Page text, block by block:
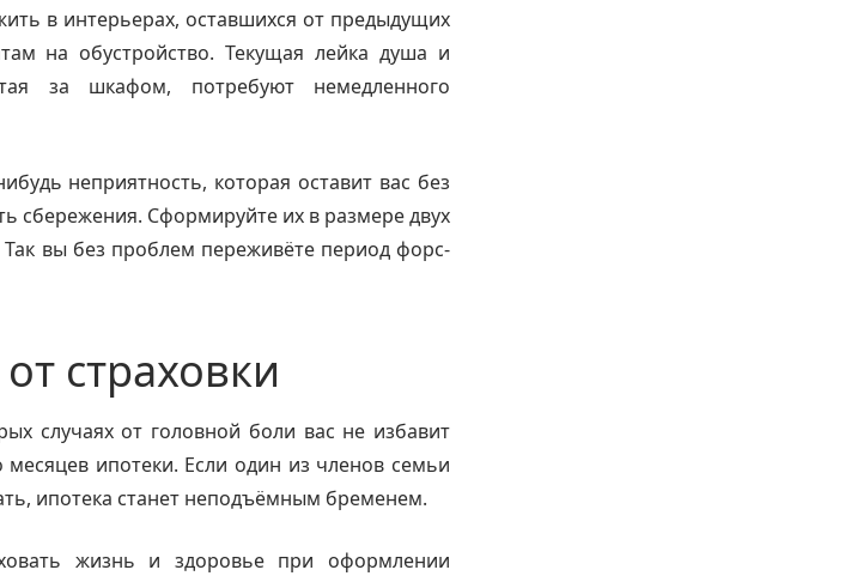
в интерьерах, оставшихся от предыдущих
на обустройство. Текущая лейка душа и
за шкафом, потребуют немедленного
неприятность, которая оставит вас без
сбережения. Сформируйте их в размере двух
вы без проблем переживёте период форс-
страховки
случаях от головной боли вас не избавит
ипотеки. Если один из членов семьи
ипотека станет неподъёмным бременем.
жизнь и здоровье при оформлении